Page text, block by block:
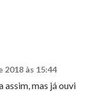
2018 às 15:44
assim, mas já ouvi